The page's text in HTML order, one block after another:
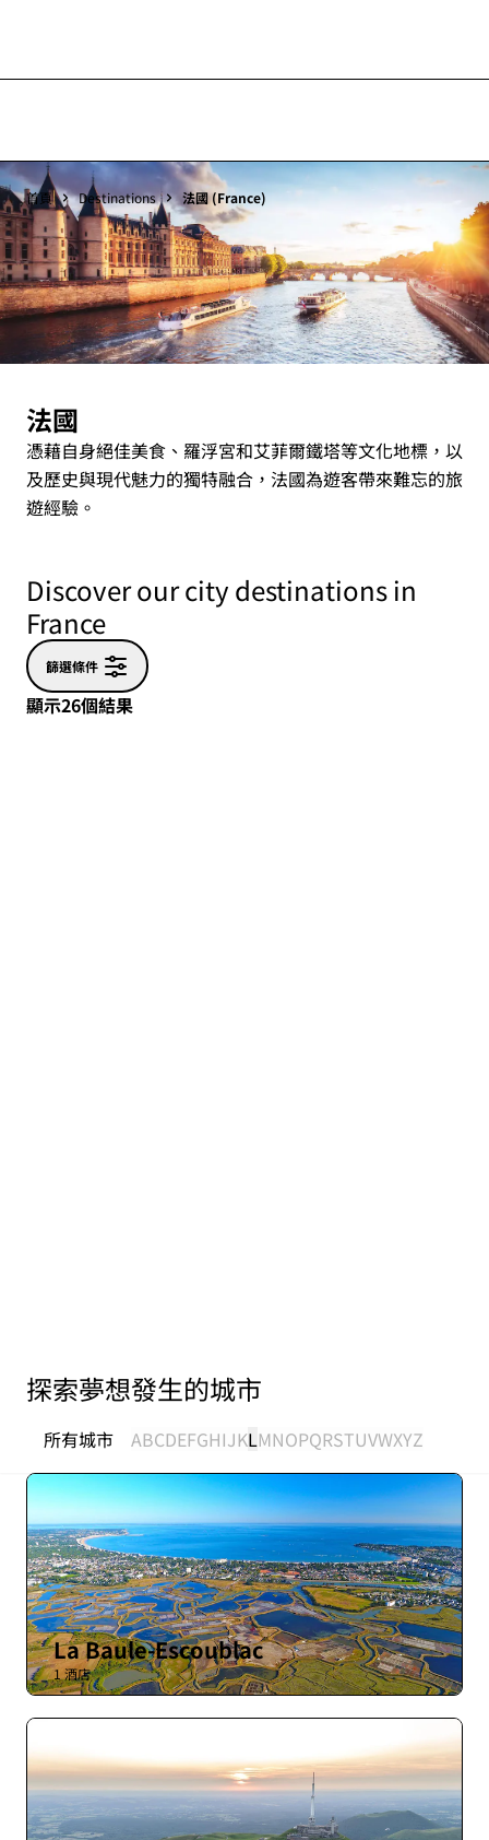
首頁 Destinations 法國 (France)
法國
憑藉自身絕佳美食、羅浮宮和艾菲爾鐵塔等文化地標，以
及歷史與現代魅力的獨特融合，法國為遊客帶來難忘的旅
遊經驗。
Discover our city destinations in
France
篩選條件
顯示26個結果
探索夢想發生的城市
所有城市 ABCDEFGHIJKLMNOPQRSTUVWXYZ
La Baule-Escoublac
1 酒店